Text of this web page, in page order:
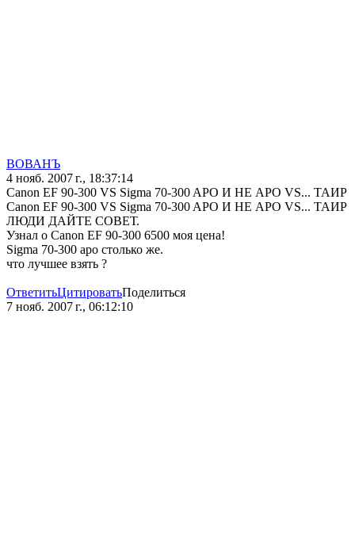
ВОВАНЪ
4 нояб. 2007 г., 18:37:14
Canon EF 90-300 VS Sigma 70-300 APO И НЕ АРО VS... ТАИР
Canon EF 90-300 VS Sigma 70-300 APO И НЕ АРО VS... ТАИР
ЛЮДИ ДАЙТЕ СОВЕТ.
Узнал о Canon EF 90-300 6500 моя цена!
Sigma 70-300 apo столько же.
что лучшее взять ?
ОтветитьЦитироватьПоделиться
7 нояб. 2007 г., 06:12:10